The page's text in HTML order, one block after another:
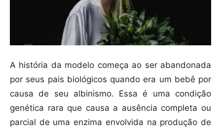
A história da modelo começa ao ser abandonada
por seus pais biológicos quando era um bebê por
causa de seu albinismo. Essa é uma condição
genética rara que causa a ausência completa ou
parcial de uma enzima envolvida na produção de